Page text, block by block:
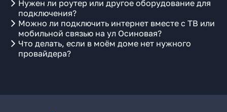
Нужен ли роутер или другое оборудование для
подключения?
Можно ли подключить интернет вместе с ТВ или
мобильной связью на ул Осиновая?
Что делать, если в моём доме нет нужного
провайдера?